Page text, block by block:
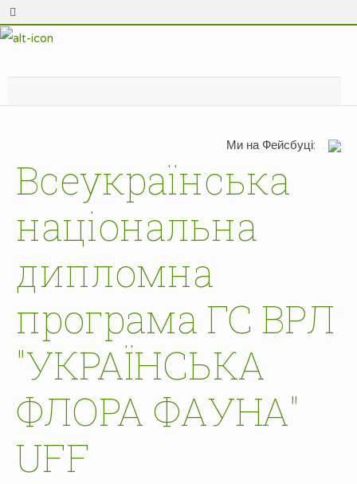
Ми на Фейсбуці:
Всеукраїнська
національна
дипломна
програма ГС ВРЛ
"УКРАЇНСЬКА
ФЛОРА ФАУНА"
UFF